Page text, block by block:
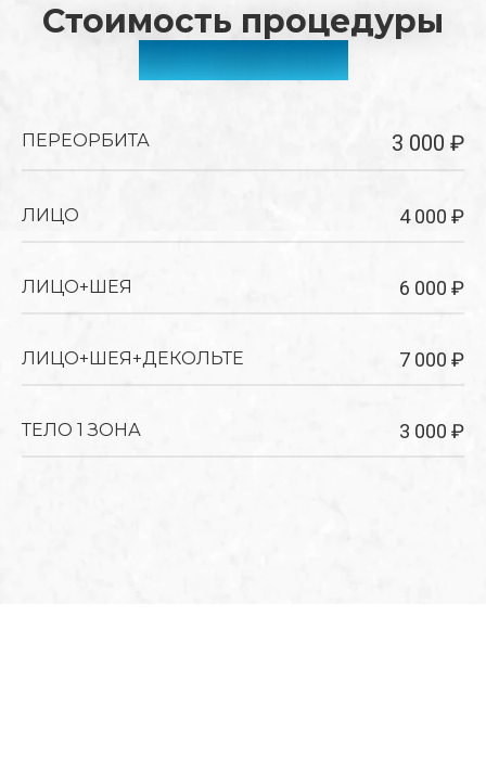
Стоимость процедуры
RF-лифтинг
ПЕРЕОРБИТА 3 000 ₽
ЛИЦО 4 000 ₽
ЛИЦО+ШЕЯ 6 000 ₽
ЛИЦО+ШЕЯ+ДЕКОЛЬТЕ 7 000 ₽
ТЕЛО 1 ЗОНА 3 000 ₽